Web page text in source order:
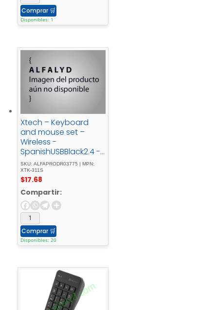
Comprar 🛒
Disponibles: 1
Xtech – Keyboard
and mouse set –
Wireless -
SpanishUSBBlack2.4 -
GHzBlack - XTK-311S
SKU: ALFAPRODR03775 | MPN:
XTK-311S
$17.68
Compartir:
Comprar 🛒
Disponibles: 20